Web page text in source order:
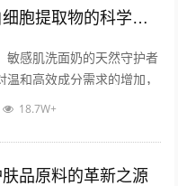
敏感肌洗面奶的革新成分，白细胞提取物的科学解析与应用前景
敏感肌洗面奶的天然守护者
温和高效成分需求的增加，
作为一种创新生物活性成
18.7W+
品原料的革新之源